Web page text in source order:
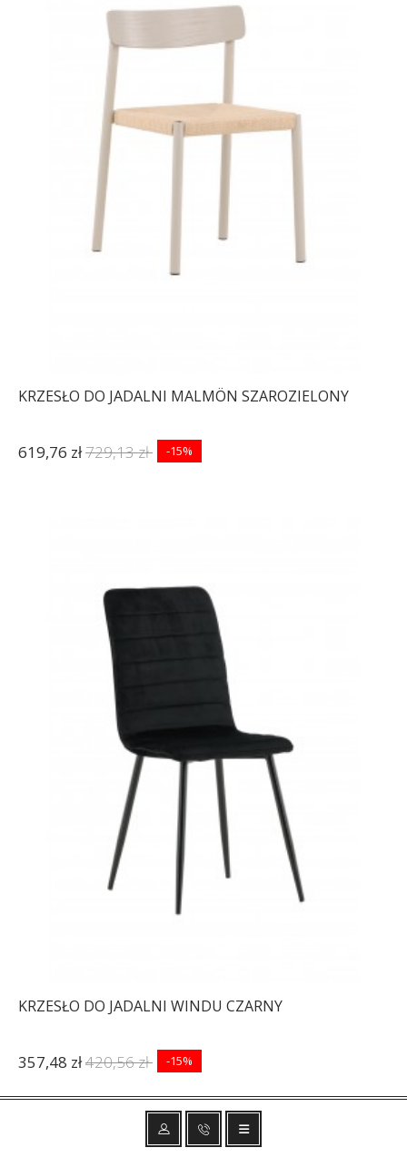
KRZESŁO DO JADALNI MALMÖN SZAROZIELONY
619,76 zł729,13 zł -15%
KRZESŁO DO JADALNI WINDU CZARNY
357,48 zł420,56 zł -15%